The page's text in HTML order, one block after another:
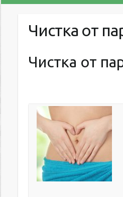
Чистка от
Чистка от